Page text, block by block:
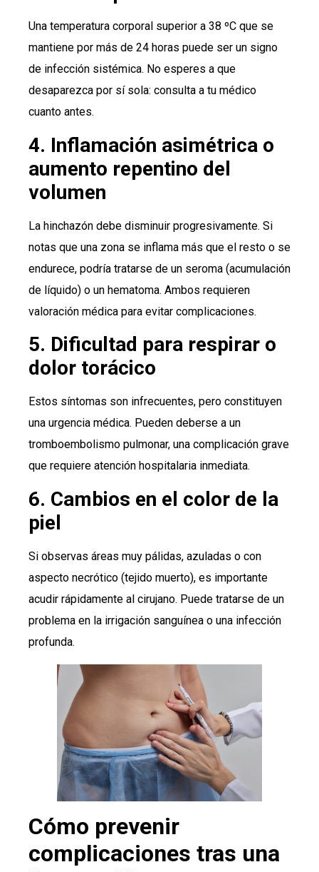
Una temperatura corporal superior a 38 ºC que se
mantiene por más de 24 horas puede ser un signo
de infección sistémica. No esperes a que
desaparezca por sí sola: consulta a tu médico
cuanto antes.
4. Inflamación asimétrica o
aumento repentino del
volumen
La hinchazón debe disminuir progresivamente. Si
notas que una zona se inflama más que el resto o se
endurece, podría tratarse de un seroma (acumulación
de líquido) o un hematoma. Ambos requieren
valoración médica para evitar complicaciones.
5. Dificultad para respirar o
dolor torácico
Estos síntomas son infrecuentes, pero constituyen
una urgencia médica. Pueden deberse a un
tromboembolismo pulmonar, una complicación grave
que requiere atención hospitalaria inmediata.
6. Cambios en el color de la
piel
Si observas áreas muy pálidas, azuladas o con
aspecto necrótico (tejido muerto), es importante
acudir rápidamente al cirujano. Puede tratarse de un
problema en la irrigación sanguínea o una infección
profunda.
Cómo prevenir
complicaciones tras una